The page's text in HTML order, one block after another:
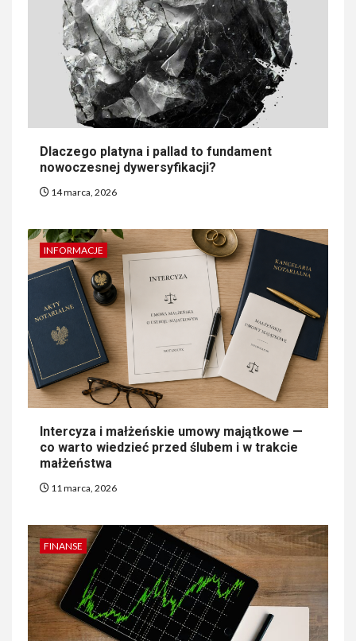
Dlaczego platyna i pallad to fundament
nowoczesnej dywersyfikacji?
14 marca, 2026
INFORMACJE
Intercyza i małżeńskie umowy majątkowe —
co warto wiedzieć przed ślubem i w trakcie
małżeństwa
11 marca, 2026
FINANSE